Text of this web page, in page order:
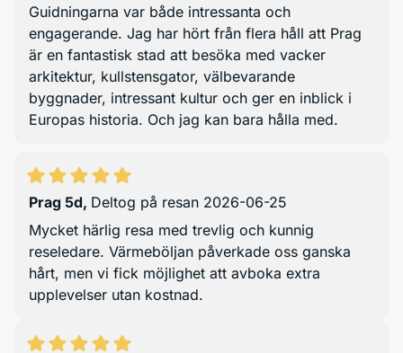
Guidningarna var både intressanta och
engagerande. Jag har hört från flera håll att Prag
är en fantastisk stad att besöka med vacker
arkitektur, kullstensgator, välbevarande
byggnader, intressant kultur och ger en inblick i
Europas historia. Och jag kan bara hålla med.
Prag 5d, Deltog på resan 2026-06-25
Mycket härlig resa med trevlig och kunnig
reseledare. Värmeböljan påverkade oss ganska
hårt, men vi fick möjlighet att avboka extra
upplevelser utan kostnad.